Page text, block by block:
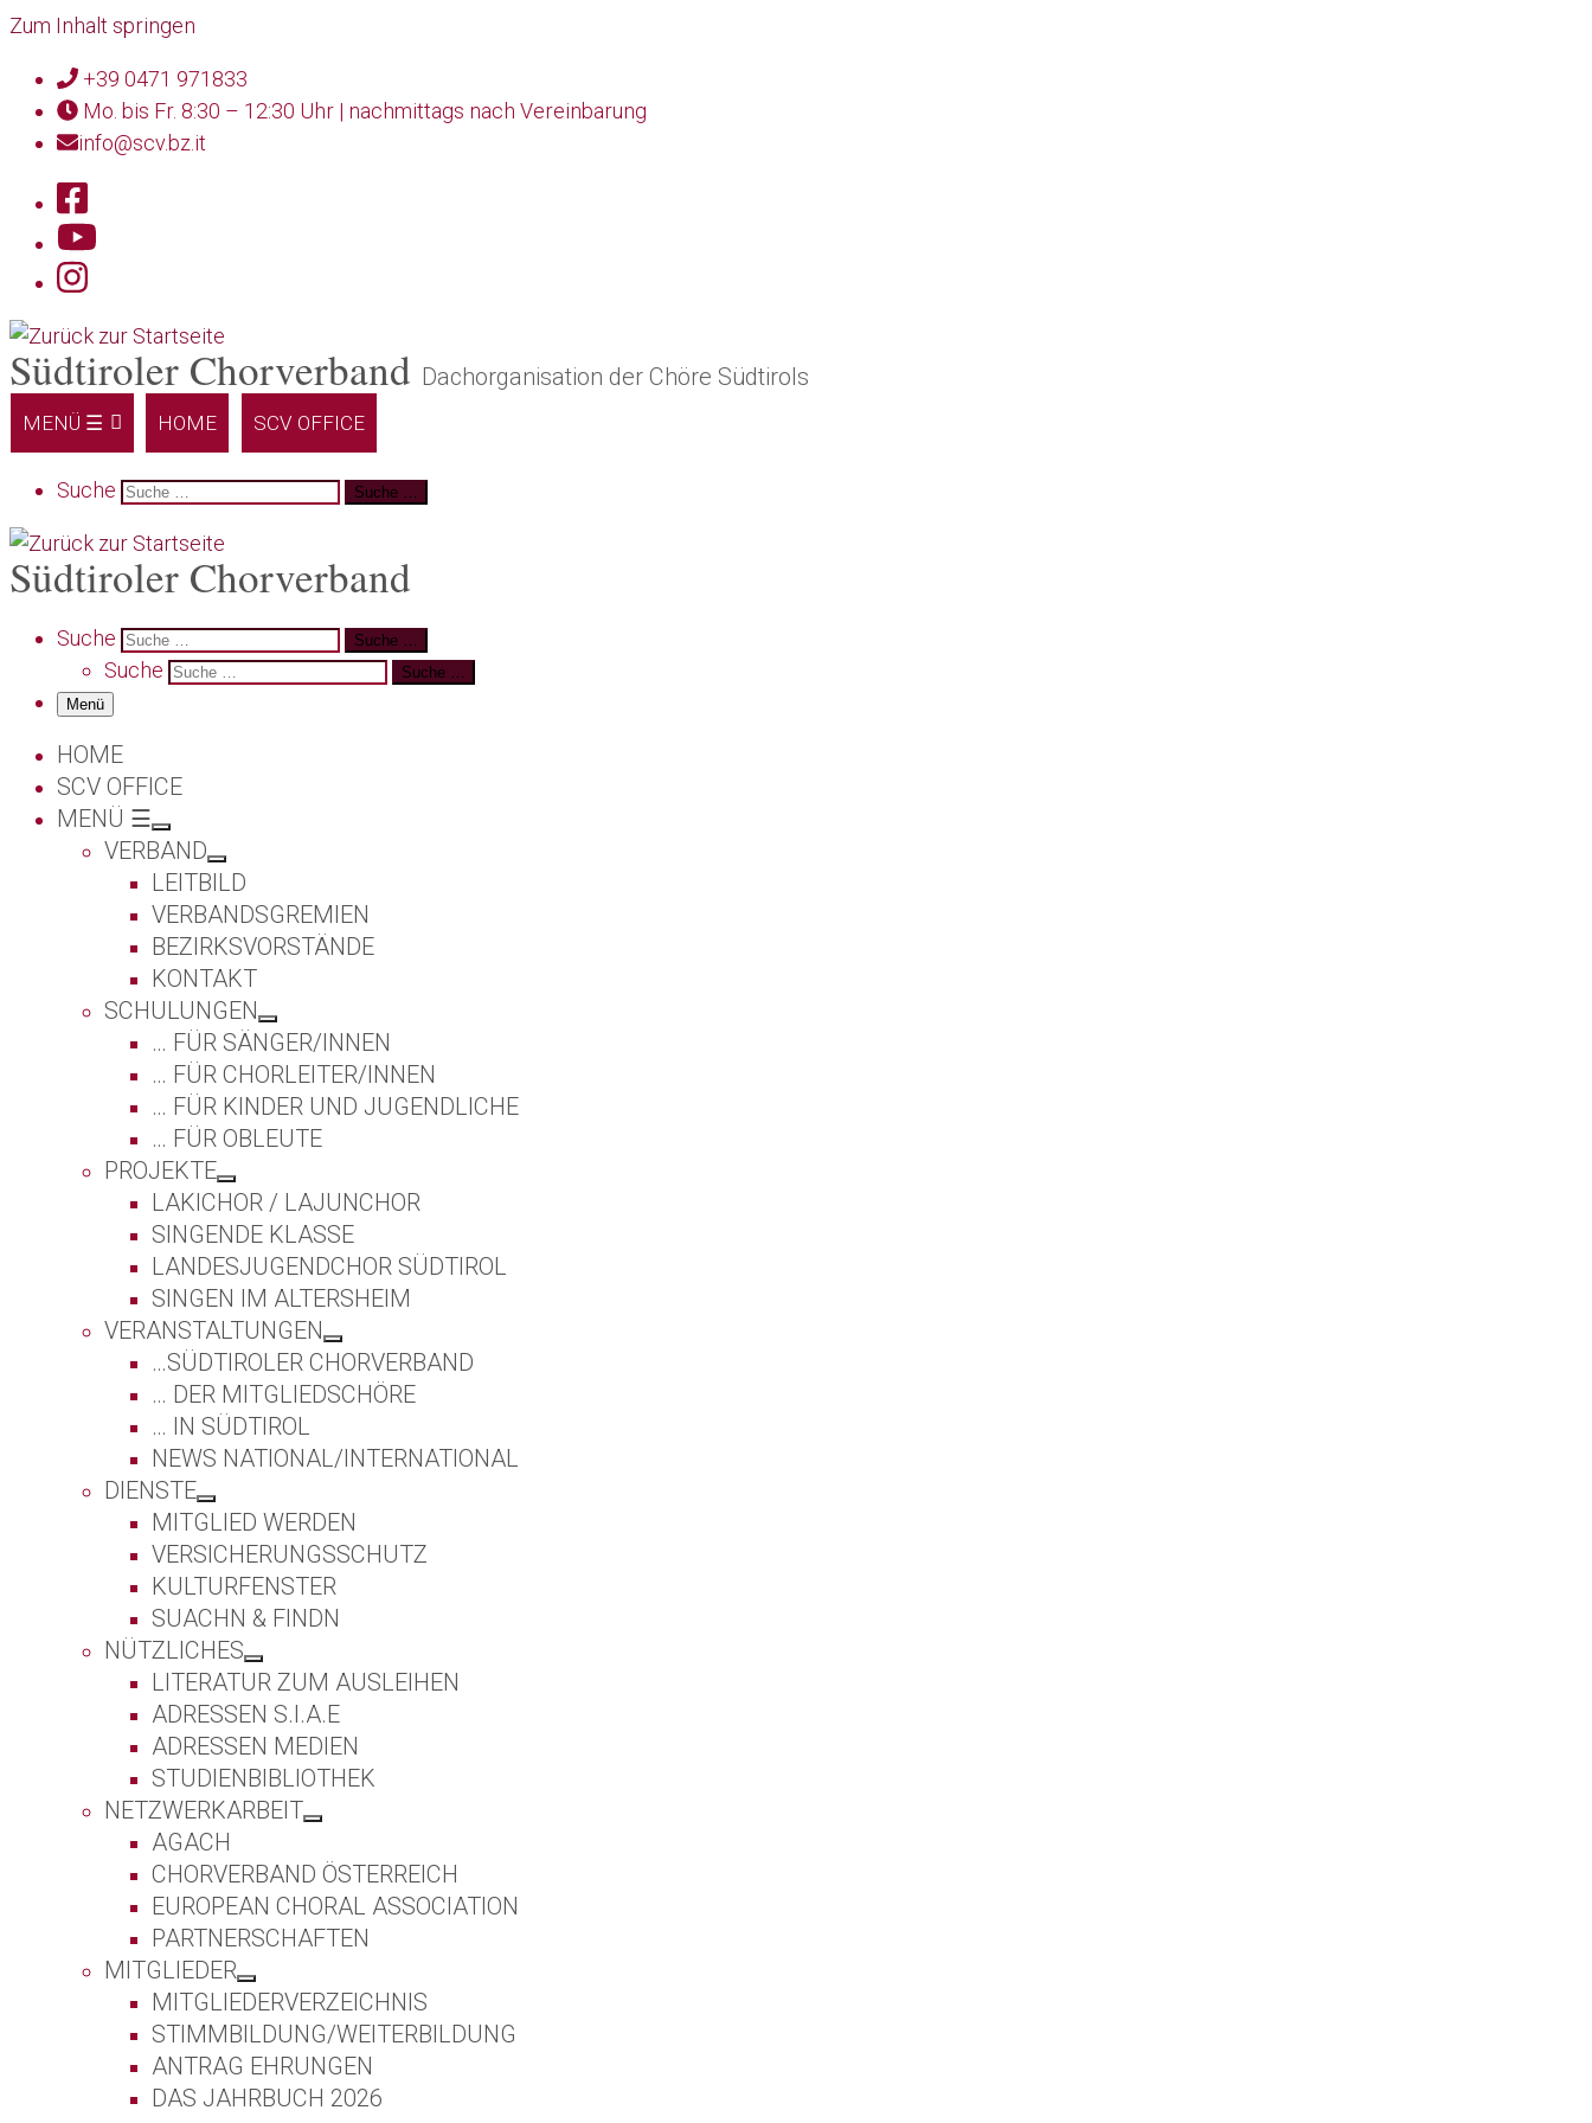
Zum Inhalt springen
+39 0471 971833
Mo. bis Fr. 8:30 – 12:30 Uhr | nachmittags nach Vereinbarung
info@scv.bz.it
Südtiroler Chorverband Dachorganisation der Chöre Südtirols
HOME SCV OFFICE
MENÜ ☰
Search
Suche Suche …
Südtiroler Chorverband
Search
Suche Suche …
Suche
Suche …
Menü
HOME
SCV OFFICE
MENÜ ☰
VERBAND
LEITBILD
VERBANDSGREMIEN
BEZIRKSVORSTÄNDE
KONTAKT
SCHULUNGEN
… FÜR SÄNGER/INNEN
… FÜR CHORLEITER/INNEN
… FÜR KINDER UND JUGENDLICHE
… FÜR OBLEUTE
PROJEKTE
LAKICHOR / LAJUNCHOR
SINGENDE KLASSE
LANDESJUGENDCHOR SÜDTIROL
SINGEN IM ALTERSHEIM
VERANSTALTUNGEN
…SÜDTIROLER CHORVERBAND
… DER MITGLIEDSCHÖRE
… IN SÜDTIROL
NEWS NATIONAL/INTERNATIONAL
DIENSTE
MITGLIED WERDEN
VERSICHERUNGSSCHUTZ
KULTURFENSTER
SUACHN & FINDN
NÜTZLICHES
LITERATUR ZUM AUSLEIHEN
ADRESSEN S.I.A.E
ADRESSEN MEDIEN
STUDIENBIBLIOTHEK
NETZWERKARBEIT
AGACH
CHORVERBAND ÖSTERREICH
EUROPEAN CHORAL ASSOCIATION
PARTNERSCHAFTEN
MITGLIEDER
MITGLIEDERVERZEICHNIS
STIMMBILDUNG/WEITERBILDUNG
ANTRAG EHRUNGEN
DAS JAHRBUCH 2026